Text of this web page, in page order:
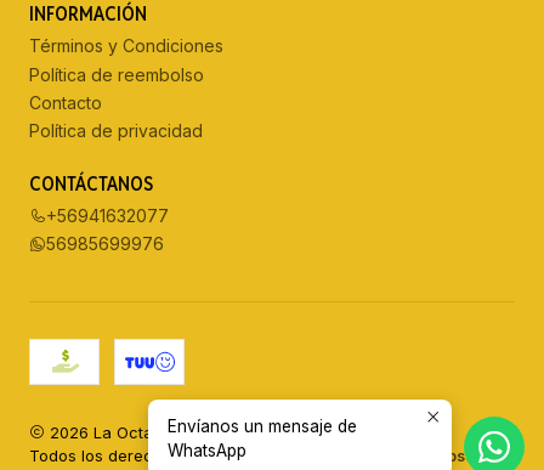
INFORMACIÓN
Términos y Condiciones
Política de reembolso
Contacto
Política de privacidad
CONTÁCTANOS
+56941632077
56985699976
2026 La Octava Disquería.
Todos los derechos reservados.
Desarrollado por Jumpseller.
Envíanos un mensaje de
WhatsApp